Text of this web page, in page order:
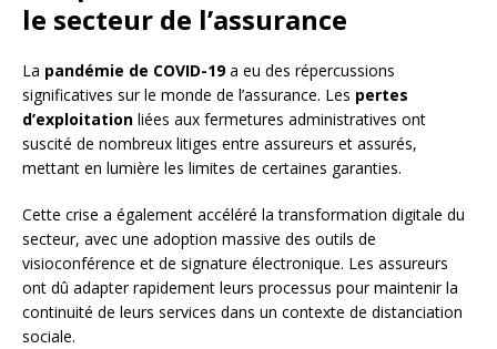
le secteur de l’assurance
La pandémie de COVID-19a eu des répercussions
significatives sur le monde de l’assurance. Les pertes
d’exploitation liées aux fermetures administratives ont
suscité de nombreux litiges entre assureurs et assurés,
mettant en lumière les limites de certaines garanties.
Cette crise a également accéléré la transformation digitale du
secteur, avec une adoption massive des outils de
visioconférence et de signature électronique. Les assureurs
ont dû adapter rapidement leurs processus pour maintenir la
continuité de leurs services dans un contexte de distanciation
sociale.